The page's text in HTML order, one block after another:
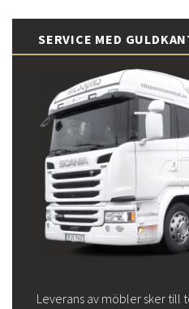
SERVICE MED
Leverans av möbler sker till